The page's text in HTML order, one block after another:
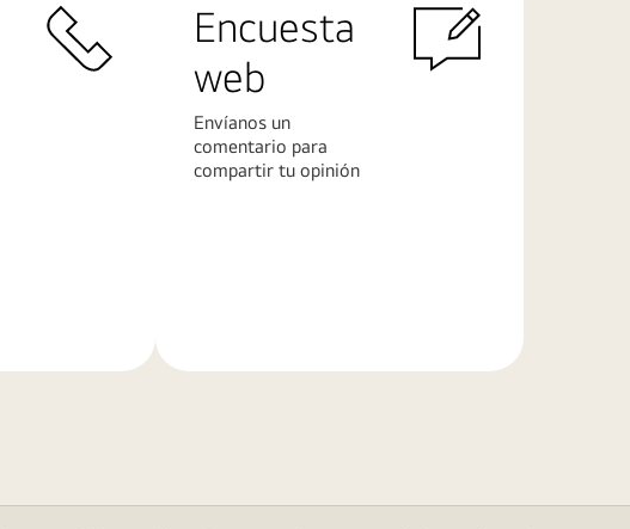
Encuesta
web
Envíanos un
comentario para
compartir tu opinión